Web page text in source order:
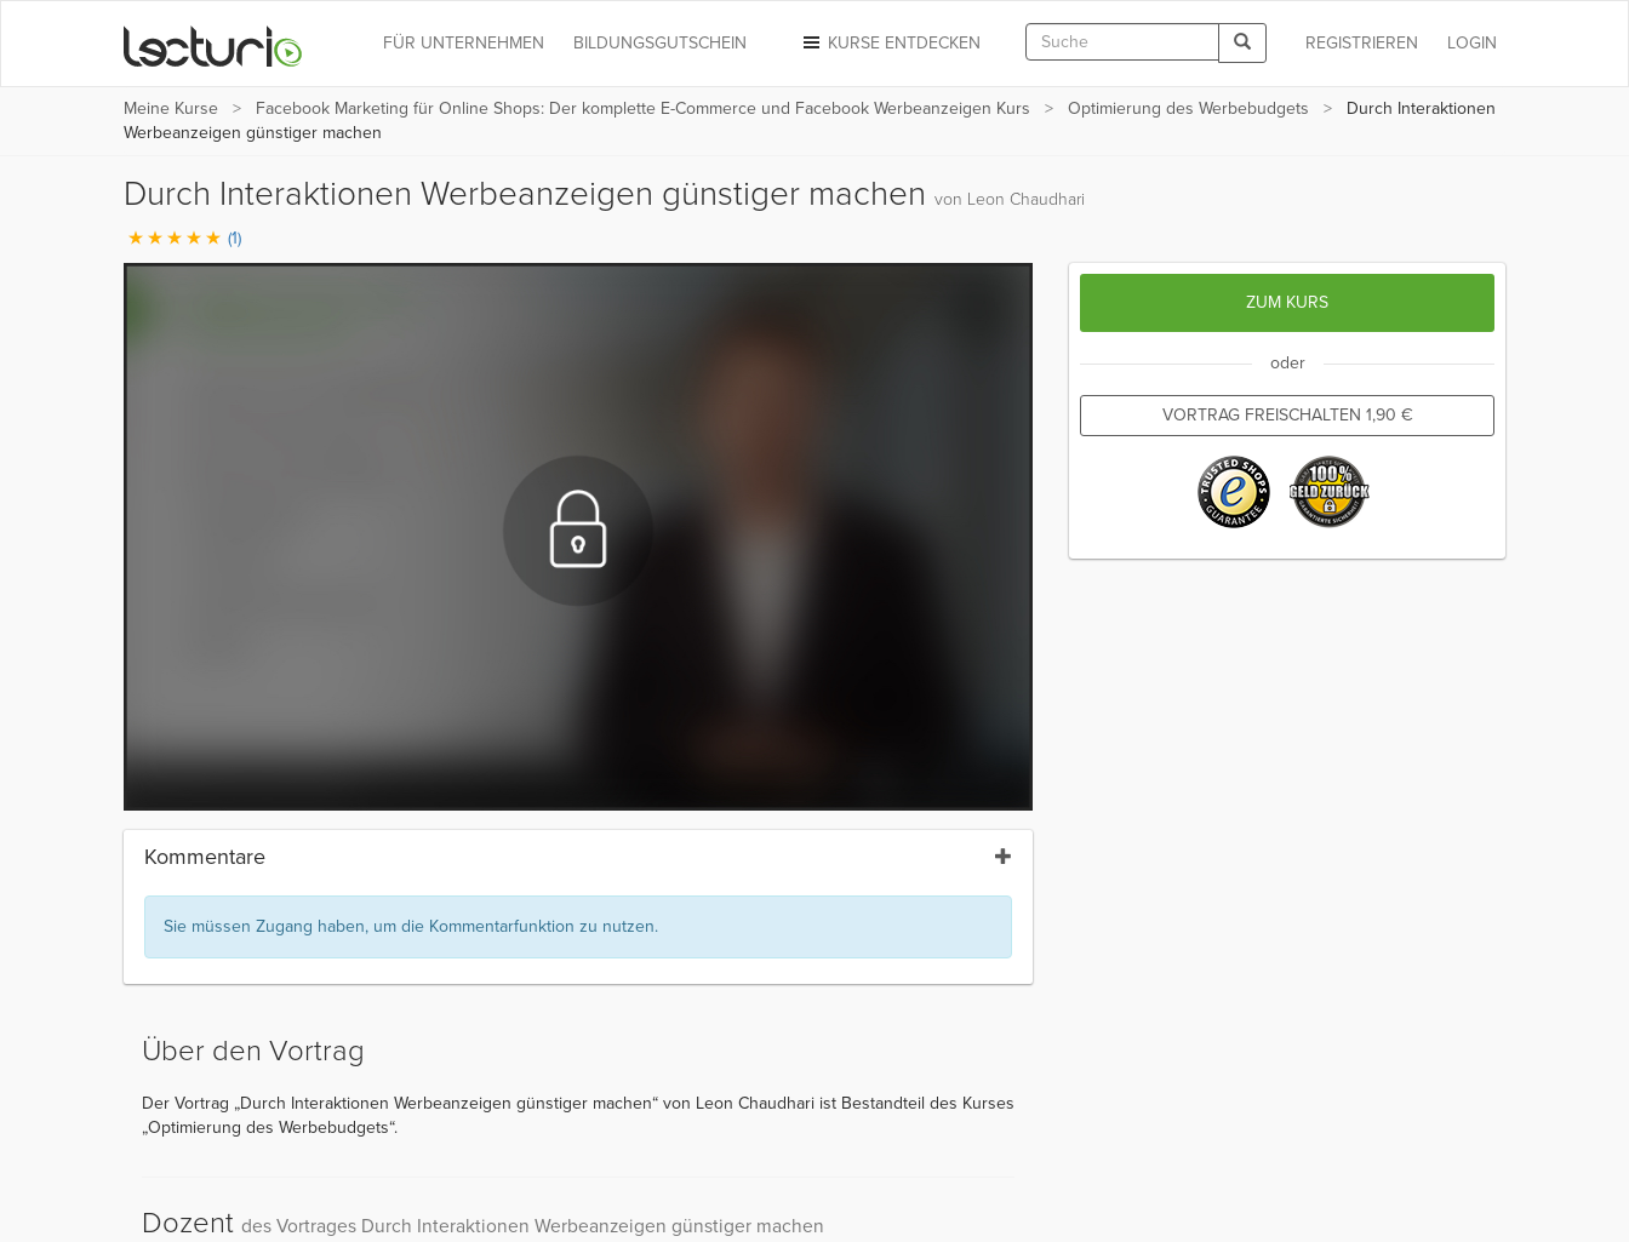
LOGIN
REGISTRIEREN
KURSE ENTDECKEN
FÜR UNTERNEHMEN BILDUNGSGUTSCHEIN
Meine Kurse Facebook Marketing für Online Shops: Der komplette E-Commerce und Facebook Werbeanzeigen Kurs Optimierung des Werbebudgets
Durch Interaktionen
Werbeanzeigen günstiger machen
Durch Interaktionen Werbeanzeigen günstiger machen von Leon Chaudhari
(1)
Kommentare
Sie müssen Zugang haben, um die Kommentarfunktion zu nutzen.
Über den Vortrag
Der Vortrag „Durch Interaktionen Werbeanzeigen günstiger machen“ von Leon Chaudhari ist Bestandteil des Kurses
„Optimierung des Werbebudgets“.
Dozent des Vortrages Durch Interaktionen Werbeanzeigen günstiger machen
ZUM KURS
oder
VORTRAG FREISCHALTEN 1,90 €